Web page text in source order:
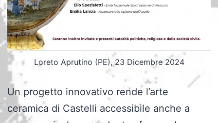
Loreto Aprutino (PE), 23 Dicembre 2024
Un progetto innovativo rende l’arte
ceramica di Castelli accessibile anche a